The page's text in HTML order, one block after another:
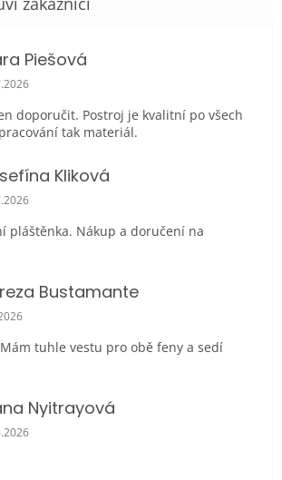
Piešová
obchodu je 5 z 5 hvězdiček.
doporučit. Postroj je kvalitní po všech
tak materiál.
Kliková
obchodu je 5 z 5 hvězdiček.
pláštěnka. Nákup a doručení na
Bustamante
obchodu je 5 z 5 hvězdiček.
tuhle vestu pro obě feny a sedí
Nyitrayová
obchodu je 5 z 5 hvězdiček.